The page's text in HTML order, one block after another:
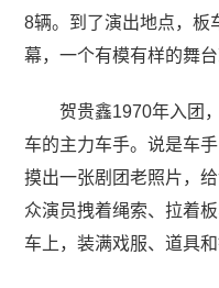
8辆。到了演出地点，板
幕，一个有模有样的舞台
贺贵鑫1970年入团
车的主力车手。说是车
摸出一张剧团老照片，
众演员拽着绳索、拉着
车上，装满戏服、道具和